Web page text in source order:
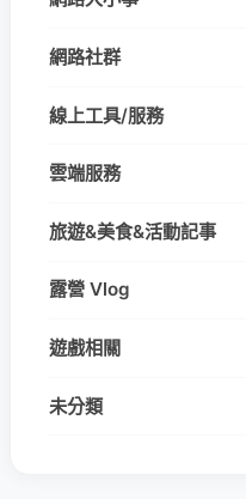
網路社群
線上工具/服務
雲端服務
旅遊&美食&活動記事
露營 Vlog
遊戲相關
未分類